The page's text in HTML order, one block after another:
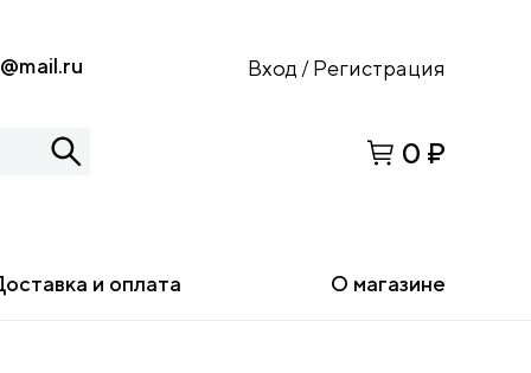
Вход / Регистрация
0 ₽
и оплата О магазине